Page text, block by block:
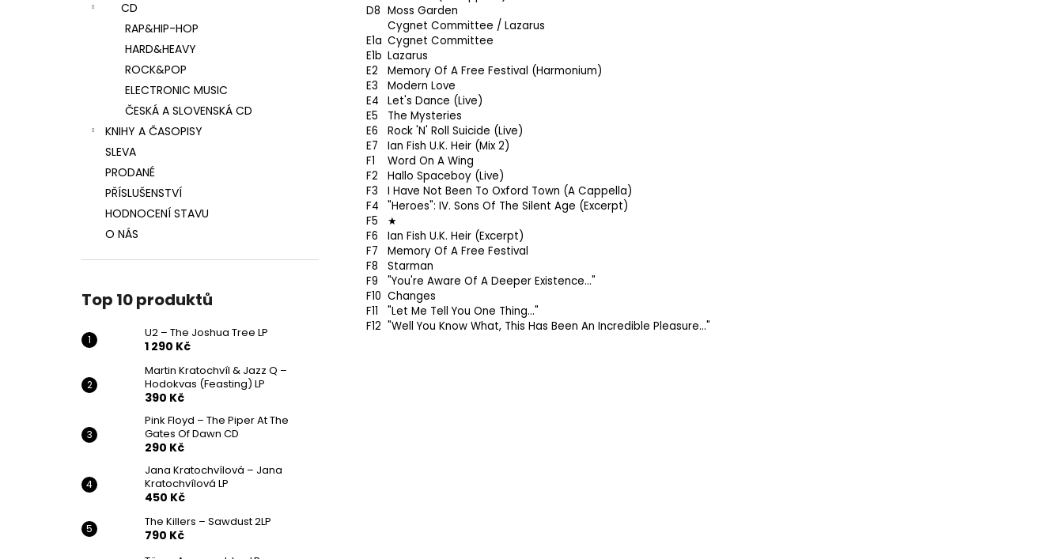
CD
RAP&HIP-HOP
HARD&HEAVY
ROCK&POP
ELECTRONIC MUSIC
ČESKÁ A SLOVENSKÁ CD
KNIHY A ČASOPISY
SLEVA
PRODANÉ
PŘÍSLUŠENSTVÍ
HODNOCENÍ STAVU
O NÁS
Top 10 produktů
U2 – The Joshua Tree LP
1 290 Kč
Martin Kratochvíl & Jazz Q ‎–
Hodokvas (Feasting) LP
390 Kč
Pink Floyd – The Piper At The
Gates Of Dawn CD
290 Kč
Jana Kratochvílová – Jana
Kratochvílová LP
450 Kč
The Killers – Sawdust 2LP
790 Kč
D8 Moss Garden
Cygnet Committee / Lazarus
E1a Cygnet Committee
E1b Lazarus
E2
Memory Of A Free Festival (Harmonium)
E3
Modern Love
E4
Let's Dance (Live)
E5
The Mysteries
E6
Rock 'N' Roll Suicide (Live)
E7
Ian Fish U.K. Heir (Mix 2)
F1
Word On A Wing
F2
Hallo Spaceboy (Live)
F3
I Have Not Been To Oxford Town (A Cappella)
F4
"Heroes": IV. Sons Of The Silent Age (Excerpt)
F5
★
F6
Ian Fish U.K. Heir (Excerpt)
F7
Memory Of A Free Festival
F8
Starman
F9
"You're Aware Of A Deeper Existence..."
F10 Changes
F11
"Let Me Tell You One Thing..."
F12 "Well You Know What, This Has Been An Incredible Pleasure..."